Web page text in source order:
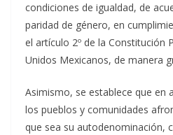
condiciones de igualdad, de
paridad de género, en
el artículo 2º de la Constitución
Unidos Mexicanos, de manera
Asimismo, se establece que en
los pueblos y comunidades
que sea su autodenominación,